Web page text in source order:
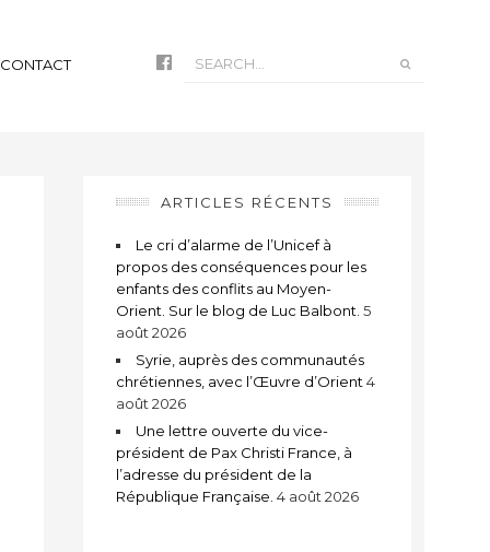
CONTACT
ARTICLES RÉCENTS
Le cri d’alarme de l’Unicef à
propos des conséquences pour les
enfants des conflits au Moyen-
Orient. Sur le blog de Luc Balbont. 5
août 2026
Syrie, auprès des communautés
chrétiennes, avec l’Œuvre d’Orient 4
août 2026
Une lettre ouverte du vice-
président de Pax Christi France, à
l’adresse du président de la
République Française. 4 août 2026